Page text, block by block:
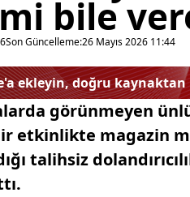
bile
Son Güncelleme:26 Mayıs 2026 11:44
ekleyin, doğru kaynaktan
görünmeyen
etkinlikte magazin
talihsiz